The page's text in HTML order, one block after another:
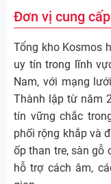
Đơn vị cung
Tổng kho Kosmos
uy tín trong lĩnh
Nam, với mạng
Thành lập từ năm
tín vững chắc
phối rộng khắp và
ốp than tre, sàn gỗ
hỗ trợ cách âm,